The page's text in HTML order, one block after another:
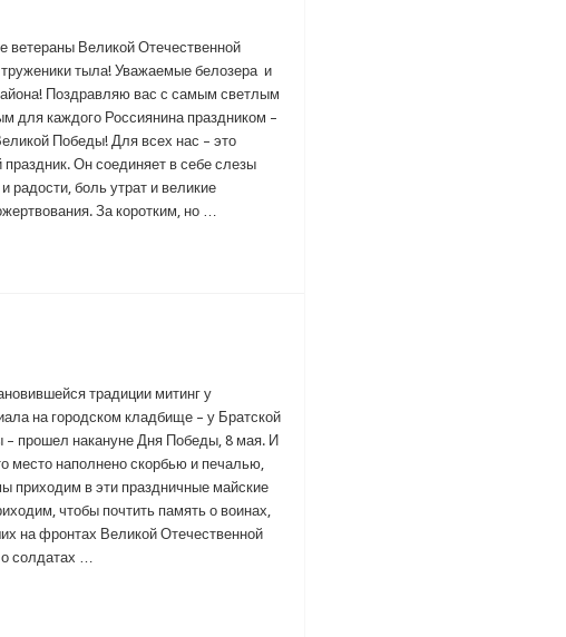
ветераны Великой Отечественной
тыла! Уважаемые белозера и
Поздравляю вас с самым светлым
для каждого Россиянина праздником –
Победы! Для всех нас – это
праздник. Он соединяет в себе слезы
радости, боль утрат и великие
За коротким, но …
традиции митинг у
на городском кладбище – у Братской
– прошел накануне Дня Победы, 8 мая. И
место наполнено скорбью и печалью,
приходим в эти праздничные майские
чтобы почтить память о воинах,
на фронтах Великой Отечественной
солдатах …